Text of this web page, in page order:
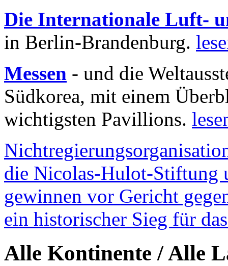
Die Internationale Luft-
in Berlin-Brandenburg.
Messen - und die
Südkorea, mit einem
wichtigsten Pavillions.
die Nicolas-Hulot-Stiftung
gewinnen vor Gericht
ein historischer Sieg für
Alle Kontinente / Alle